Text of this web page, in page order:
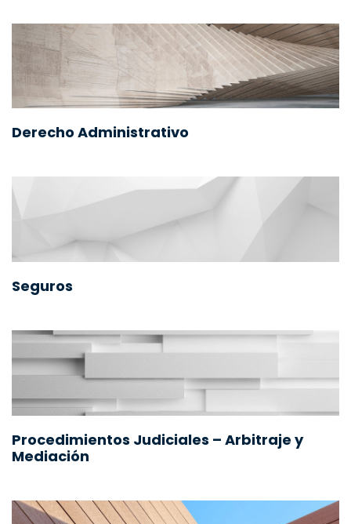
Derecho Administrativo
Seguros
Procedimientos Judiciales – Arbitraje y
Mediación